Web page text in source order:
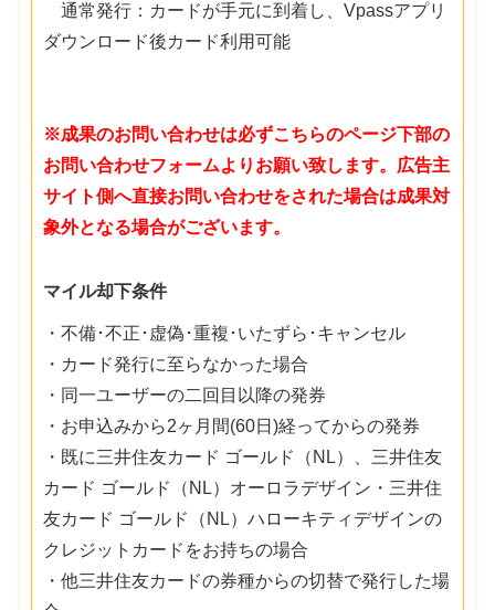
通常発行：カードが手元に到着し、Vpassアプリ
ダウンロード後カード利用可能
※成果のお問い合わせは必ずこちらのページ下部の
お問い合わせフォームよりお願い致します。広告主
サイト側へ直接お問い合わせをされた場合は成果対
象外となる場合がございます。
マイル却下条件
・不備･不正･虚偽･重複･いたずら･キャンセル
・カード発行に至らなかった場合
・同一ユーザーの二回目以降の発券
・お申込みから2ヶ月間(60日)経ってからの発券
・既に三井住友カード ゴールド（NL）、三井住友
カード ゴールド（NL）オーロラデザイン・三井住
友カード ゴールド（NL）ハローキティデザインの
クレジットカードをお持ちの場合
・他三井住友カードの券種からの切替で発行した場